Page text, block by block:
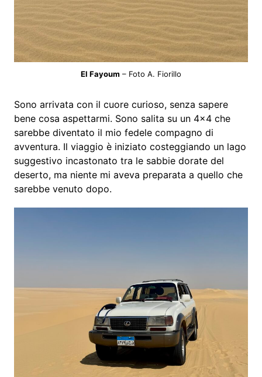
El Fayoum – Foto A. Fiorillo
Sono arrivata con il cuore curioso, senza sapere
bene cosa aspettarmi. Sono salita su un 4×4 che
sarebbe diventato il mio fedele compagno di
avventura. Il viaggio è iniziato costeggiando un lago
suggestivo incastonato tra le sabbie dorate del
deserto, ma niente mi aveva preparata a quello che
sarebbe venuto dopo.